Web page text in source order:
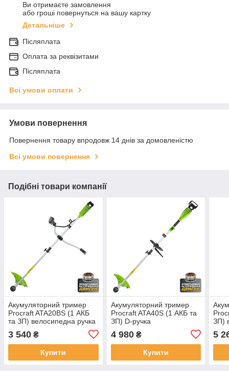
Ви отримаєте замовлення
або гроші повернуться на вашу картку
Детальніше
Післяплата
Оплата за реквізитами
Післяплата
Всі умови оплати
Умови повернення
Повернення товару впродовж 14 днів за домовленістю
Всі умови повернення
Подібні товари компанії
Акумуляторний тример
Procraft ATA20BS (1 АКБ
та ЗП) велосипедна ручка
3 540 ₴
Купити
Акумуляторний тример
Procraft ATA40S (1 АКБ та
ЗП) D-ручка
4 980₴
Купити
ЗП)
5